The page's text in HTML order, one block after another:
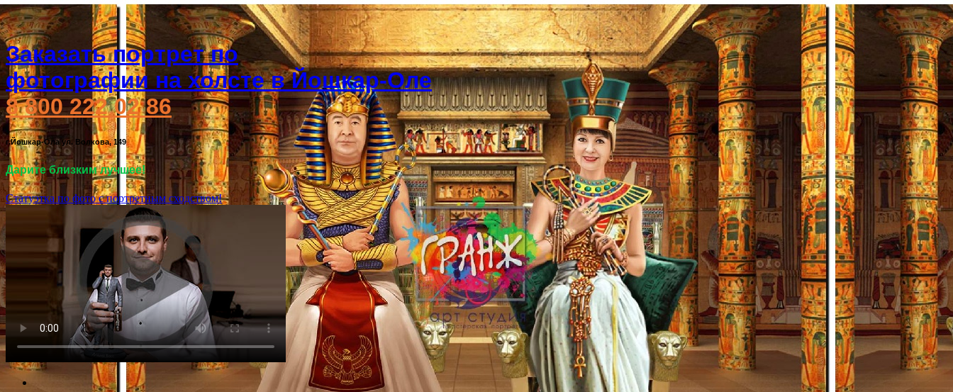
Заказать портрет по
фотографии на холсте в Йошкар-Оле
8 800 222 02 86
г.Йошкар-Ола ул. Волкова, 149
Дарите близким лучшее!
Статуэтка по фото с портретным сходством!